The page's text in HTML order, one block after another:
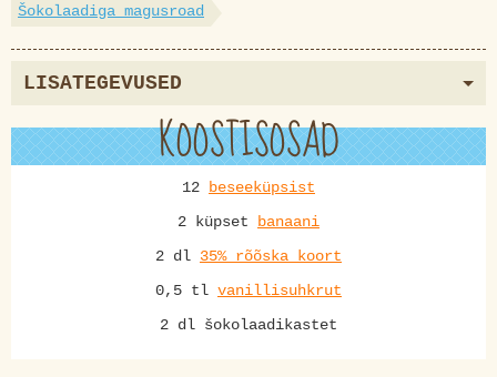
Šokolaadiga magusroad
LISATEGEVUSED
KOOSTISOSAD
12 beseeküpsist
2 küpset banaani
2 dl 35% rõõska koort
0,5 tl vanillisuhkrut
2 dl šokolaadikastet